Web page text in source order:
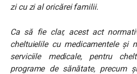
zi cu zi al oricărei familii.
Ca să fie clar, acest act
cheltuielile cu medicamentele și
serviciile medicale, pentru
programe de sănătate, precum